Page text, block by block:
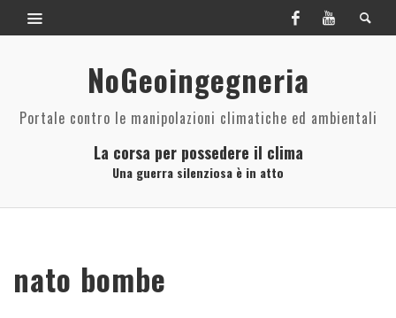
NoGeoingegneria
Portale contro le manipolazioni climatiche ed ambientali
La corsa per possedere il clima
Una guerra silenziosa è in atto
nato bombe